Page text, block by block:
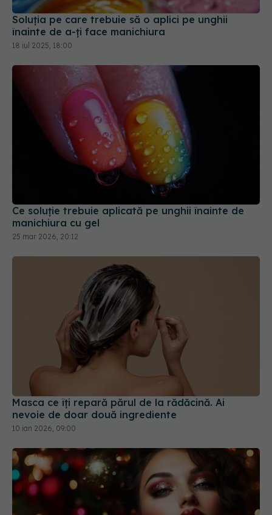
Soluția pe care trebuie să o aplici pe unghii
înainte de a-ți face manichiura
18 iul 2025, 18:00
Ce soluție trebuie aplicată pe unghii înainte de
manichiura cu gel
25 mar 2026, 20:12
Masca ce îți repară părul de la rădăcină. Ai
nevoie de doar două ingrediente
10 ian 2026, 09:00